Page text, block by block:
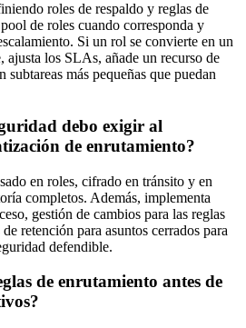
roles de respaldo y reglas de
de roles cuando corresponda y
Si un rol se convierte en un
ajusta los SLAs, añade un recurso de
subtareas más pequeñas que puedan
debo exigir al
de enrutamiento?
en roles, cifrado en tránsito y en
completos. Además, implementa
gestión de cambios para las reglas
retención para asuntos cerrados para
defendible.
de enrutamiento antes de